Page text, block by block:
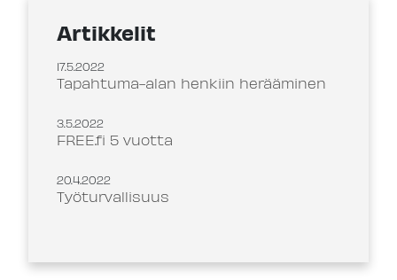
Artikkelit
17.5.2022
Tapahtuma-alan henkiin herääminen
3.5.2022
FREE.fi 5 vuotta
20.4.2022
Työturvallisuus